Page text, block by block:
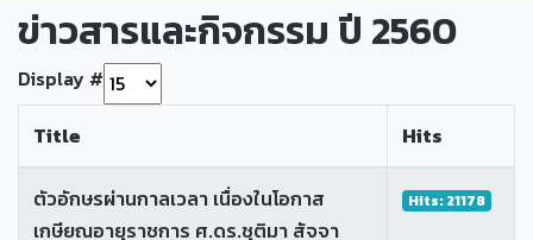
ข่าวสารและกิจกรรม ปี 2560
Display #
Title
Hits
ตัวอักษรผ่านกาลเวลา เนื่องในโอกาส
เกษียณอายุราชการ ศ.ดร.ชุติมา สัจจา
Hits: 21178